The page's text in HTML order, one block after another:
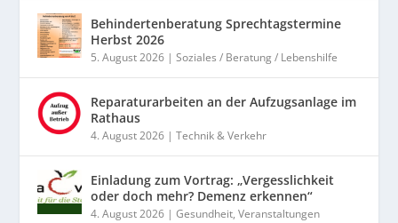
Behindertenberatung Sprechtagstermine
Herbst 2026
5. August 2026 |Soziales / Beratung / Lebenshilfe
Reparaturarbeiten an der Aufzugsanlage im
Rathaus
4. August 2026 |Technik & Verkehr
Einladung zum Vortrag: „Vergesslichkeit
oder doch mehr? Demenz erkennen“
4. August 2026 |Gesundheit,Veranstaltungen